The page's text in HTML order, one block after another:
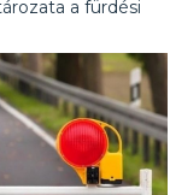
a fürdési